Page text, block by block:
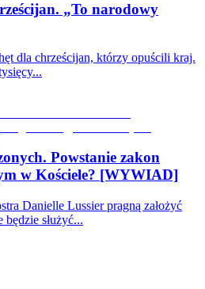
„To narodowy
dla chrześcijan, którzy opuścili kraj.
Powstanie zakon
w Kościele? [WYWIAD]
Danielle Lussier pragną założyć
służyć...